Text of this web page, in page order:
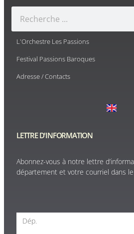
L'Orchestre Les Passions
Festival Passions Baroques
Adresse / Contacts
LETTRE D'INFORMATION
Abonnez-vous à notre lettre
département et votre courriel dans